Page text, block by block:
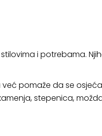
i potrebama.
pomaže da se
stepenica,